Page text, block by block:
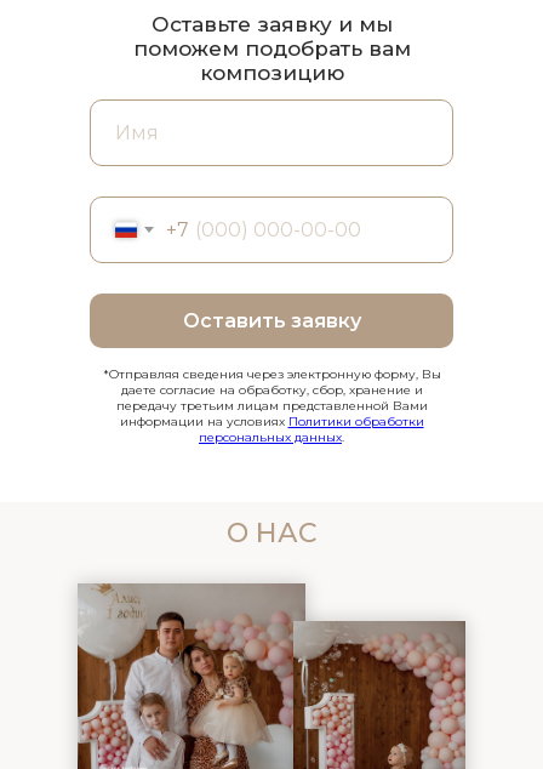
+7
Оставить заявку
Оставьте заявку и мы
поможем подобрать вам
композицию
*Отправляя сведения через электронную форму, Вы
даете согласие на обработку, сбор, хранение и
передачу третьим лицам представленной Вами
информации на условиях Политики обработки
персональных данных.
О НАС